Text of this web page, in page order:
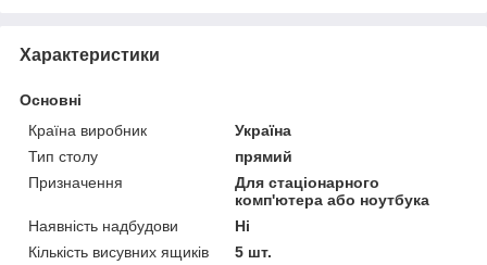
Характеристики
Основні
Країна виробник
Україна
Тип столу
прямий
Призначення
Для стаціонарного
комп'ютера або ноутбука
Наявність надбудови
Ні
Кількість висувних ящиків
5 шт.